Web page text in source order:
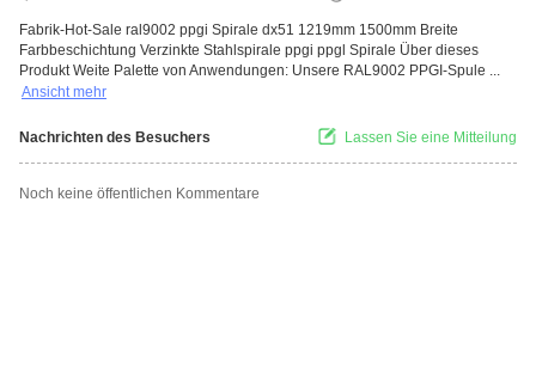
Fabrik-Hot-Sale ral9002 ppgi Spirale dx51 1219mm 1500mm Breite
Farbbeschichtung Verzinkte Stahlspirale ppgi ppgl Spirale Über dieses
Produkt Weite Palette von Anwendungen: Unsere RAL9002 PPGI-Spule ...
Ansicht mehr
Nachrichten des Besuchers Lassen Sie eine Mitteilung
Noch keine öffentlichen Kommentare